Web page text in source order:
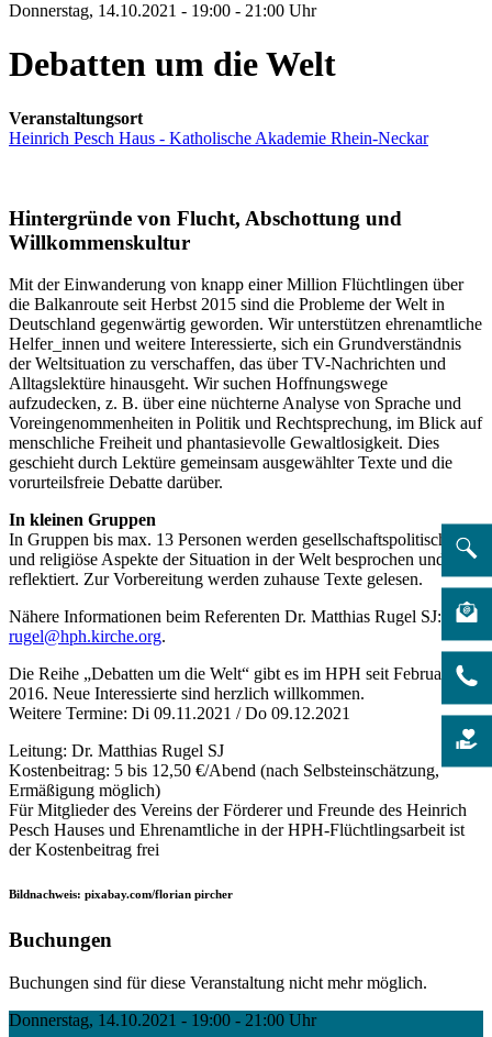
Donnerstag, 14.10.2021 - 19:00 - 21:00 Uhr
Debatten um die Welt
Veranstaltungsort
Heinrich Pesch Haus - Katholische Akademie Rhein-Neckar
Hintergründe von Flucht, Abschottung und
Willkommenskultur
Mit der Einwanderung von knapp einer Million Flüchtlingen über
die Balkanroute seit Herbst 2015 sind die Probleme der Welt in
Deutschland gegenwärtig geworden. Wir unterstützen ehrenamtliche
Helfer_innen und weitere Interessierte, sich ein Grundverständnis
der Weltsituation zu verschaffen, das über TV-Nachrichten und
Alltagslektüre hinausgeht. Wir suchen Hoffnungswege
aufzudecken, z. B. über eine nüchterne Analyse von Sprache und
Voreingenommenheiten in Politik und Rechtsprechung, im Blick auf
menschliche Freiheit und phantasievolle Gewaltlosigkeit. Dies
geschieht durch Lektüre gemeinsam ausgewählter Texte und die
vorurteilsfreie Debatte darüber.
In kleinen Gruppen
In Gruppen bis max. 13 Personen werden gesellschaftspolitische
und religiöse Aspekte der Situation in der Welt besprochen und
reflektiert. Zur Vorbereitung werden zuhause Texte gelesen.
Nähere Informationen beim Referenten Dr. Matthias Rugel SJ:
rugel@hph.kirche.org.
Die Reihe „Debatten um die Welt“ gibt es im HPH seit Februar
2016. Neue Interessierte sind herzlich willkommen.
Weitere Termine: Di 09.11.2021 / Do 09.12.2021
Leitung: Dr. Matthias Rugel SJ
Kostenbeitrag: 5 bis 12,50 €/Abend (nach Selbsteinschätzung,
Ermäßigung möglich)
Für Mitglieder des Vereins der Förderer und Freunde des Heinrich
Pesch Hauses und Ehrenamtliche in der HPH-Flüchtlingsarbeit ist
der Kostenbeitrag frei
Bildnachweis: pixabay.com/florian pircher
Buchungen
Buchungen sind für diese Veranstaltung nicht mehr möglich.
Donnerstag, 14.10.2021 - 19:00 - 21:00 Uhr